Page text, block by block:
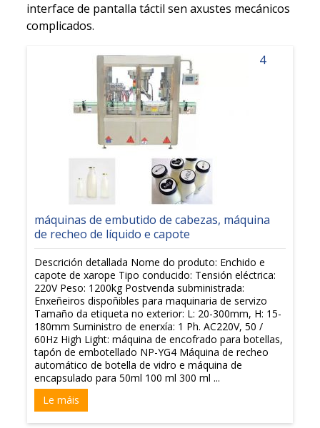
interface de pantalla táctil sen axustes mecánicos
complicados.
4
máquinas de embutido de cabezas, máquina
de recheo de líquido e capote
Descrición detallada Nome do produto: Enchido e
capote de xarope Tipo conducido: Tensión eléctrica:
220V Peso: 1200kg Postvenda subministrada:
Enxeñeiros dispoñibles para maquinaria de servizo
Tamaño da etiqueta no exterior: L: 20-300mm, H: 15-
180mm Suministro de enerxía: 1 Ph. AC220V, 50 /
60Hz High Light: máquina de encofrado para botellas,
tapón de embotellado NP-YG4 Máquina de recheo
automático de botella de vidro e máquina de
encapsulado para 50ml 100 ml 300 ml ...
Le máis